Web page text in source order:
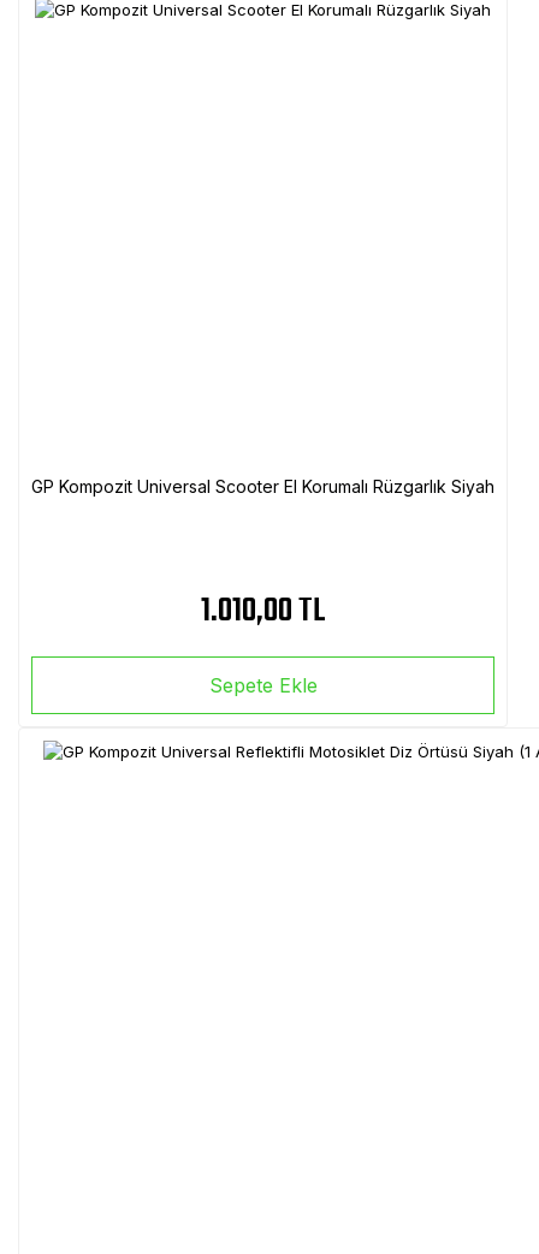
GP Kompozit Universal Scooter El Korumalı Rüzgarlık Siyah
1.010,00 TL
Sepete Ekle